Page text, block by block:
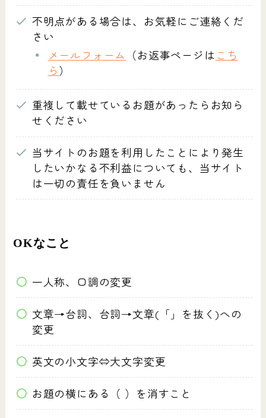
不明点がある場合は、お気軽にご連絡くだ
さい
メールフォーム
（お返事ページは こち
ら ）
重複して載せているお題があったらお知ら
せください
当サイトのお題を利用したことにより発生
したいかなる不利益についても、当サイト
は一切の責任を負いません
OKなこと
一人称、口調の変更
文章→台詞、台詞→文章(「」を抜く)への
変更
英文の小文字⇔大文字変更
お題の横にある（ ）を消すこと